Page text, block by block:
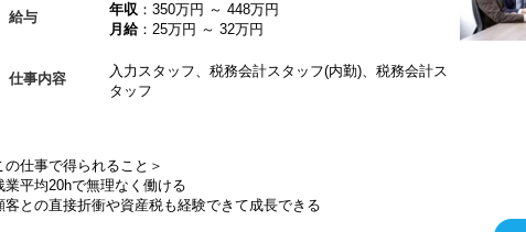
給与 年収 ：350万円 ～ 448万円
月給：25万円 ～ 32万円
仕事内容
入力スタッフ、税務会計スタッフ(内勤)、税務会計ス
タッフ
の仕事で得られること＞
業平均20hで無理なく働ける
客との直接折衝や資産税も経験できて成長できる